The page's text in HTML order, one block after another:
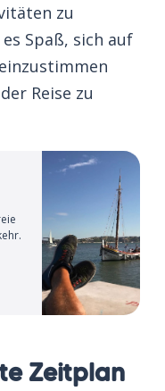
zu
Spaß, sich auf
Reise zu
Zeitplan